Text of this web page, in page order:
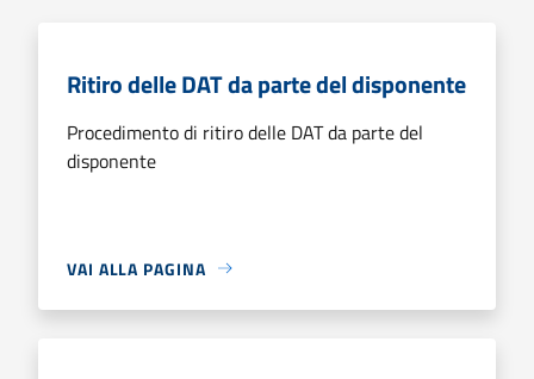
Ritiro delle DAT da parte del disponente
Procedimento di ritiro delle DAT da parte del
disponente
VAI ALLA PAGINA